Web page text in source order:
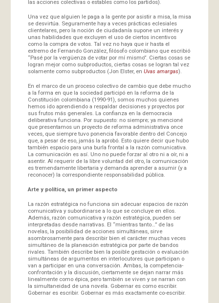
las acciones colectivas o estables como los partidos).
Una vez que alguien le paga a la gente por asistir a misa, la misa
se desvirtúa. Seguramente hay a veces prácticas eclesiales
clientelares, pero la noción de ciudadanía supone un interés y
unas habilidades que excluyen el uso de ciertos incentivos
como la compra de votos. Tal vez no haya que ir hasta el
extremo de Fernando González, filósofo colombiano que escribió
“Pasé por la vergüenza de votar por mí mismo”. Ciertas cosas se
logran mejor como subproductos, ciertas cosas se logran tal vez
solamente como subproductos (Jon Elster, en Uvas amargas).
En el marco de un proceso colectivo de cambio que debe mucho
a la forma en que la sociedad participó en la reforma de la
Constitución colombiana (1990-91), somos muchos quienes
hemos ido aprendiendo a respaldar decisiones y proyectos por
sus frutos más generales. La confianza en la democracia
deliberativa funciona. Por supuesto: no siempre; ya mencioné
que presentamos un proyecto de reforma administrativa once
veces, que siempre tuvo ponencia favorable dentro del Concejo
que, a pesar de eso, jamás la aprobó. Esto quiere decir que hubo
también espacio para una burla frontal a la razón comunicativa.
La comunicación es así. Uno no puede forzar al otro ni a oír, ni a
asentir. Al requerir de la libre voluntad del otro, la comunicación
es tremendamente libertaria y demanda aprender a asumir (y a
reconocer) la correspondiente responsabilidad pública.
Arte y política, un primer aspecto
La razón estratégica no funciona sin adecuar espacios de razón
comunicativa y subordinarse a lo que se concluye en ellos.
Además, razón comunicativa y razón estratégica, pueden ser
interpretadas desde narrativas. El “mientras tanto…” de las
novelas, la posibilidad de acciones simultáneas, sirve
asombrosamente para describir bien el carácter muchas veces
simultáneo de la planeación estratégica por parte de bandos
rivales. También describe bien la posible gestación o evaluación
simultáneas de argumentos en interlocutores que participan o
van a participar en una conversación. Ambas, la competencia-
confrontación y la discusión, ciertamente se dejan narrar más
linealmente como épica, pero también se viven y se narran con
la simultaneidad de una novela. Gobernar es como escribir.
Gobernar es escribir. Gobernar es más exactamente co-escribir.